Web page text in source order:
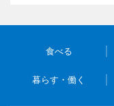
食べる
暮らす・働く